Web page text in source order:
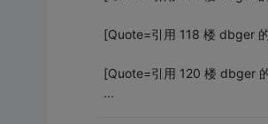
[Quote=引用 118 楼 dbger
[Quote=引用 120 楼 dbger
...